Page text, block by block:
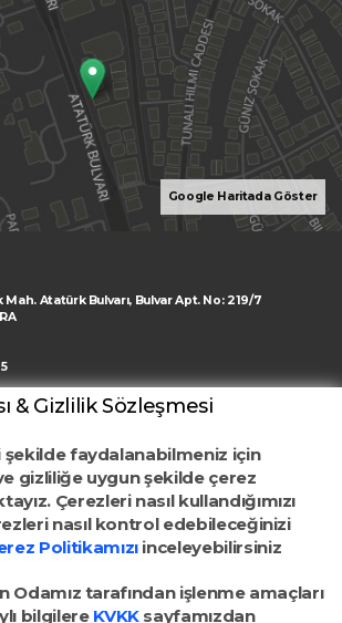
Google Haritada Göster
Mah. Atatürk Bulvarı, Bulvar Apt. No: 219/7
spo@hs03.kep.tr
& Gizlilik Sözleşmesi
şekilde faydalanabilmeniz için
gizliliğe uygun şekilde çerez
Çerezleri nasıl kullandığımızı
nasıl kontrol edebileceğinizi
Politikamızı inceleyebilirsiniz
Odamız tarafından işlenme amaçları
bilgilere KVKKsayfamızdan